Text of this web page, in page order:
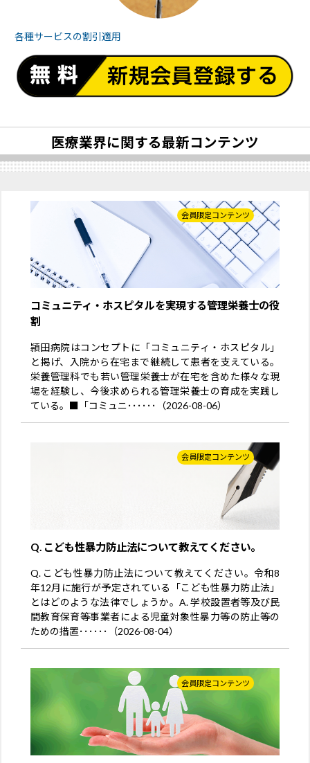
各種サービスの割引適用
医療業界に関する最新コンテンツ
会員限定コンテンツ
コミュニティ・ホスピタルを実現する管理栄養士の役
割
頴田病院はコンセプトに「コミュニティ・ホスピタル」
と掲げ、入院から在宅まで継続して患者を支えている。
栄養管理科でも若い管理栄養士が在宅を含めた様々な現
場を経験し、今後求められる管理栄養士の育成を実践し
ている。■「コミュニ･･････（2026-08-06）
会員限定コンテンツ
Q. こども性暴力防止法について教えてください。
Q. こども性暴力防止法について教えてください。令和8
年12月に施行が予定されている「こども性暴力防止法」
とはどのような法律でしょうか。A. 学校設置者等及び民
間教育保育等事業者による児童対象性暴力等の防止等の
ための措置･･････（2026-08-04）
会員限定コンテンツ